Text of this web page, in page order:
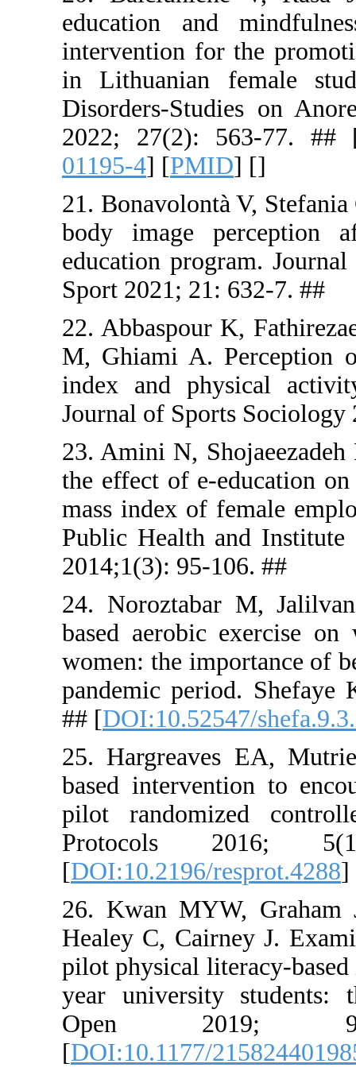
in
2022;
01195-4
21.
body
education
Sport
22.
M, Ghiami
index and
Journal of
23. Amini
the effect
mass
Public
2014;1(3):
24.
based
women:
pandemic
## [
25.
based
pilot
[
26. Kwan
Healey C,
pilot
year
[